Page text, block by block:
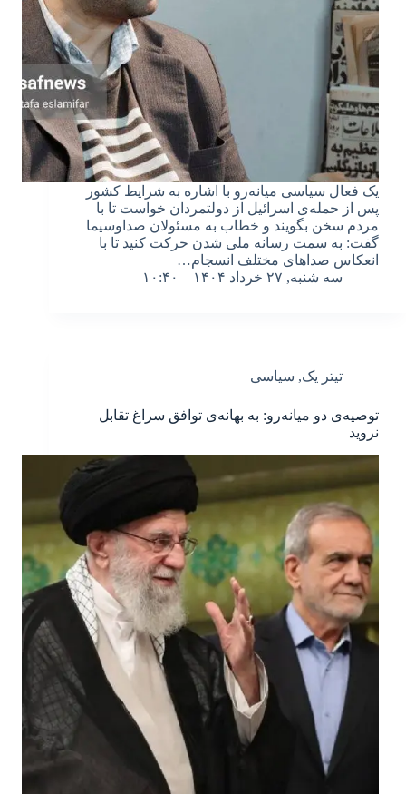
یک فعال سیاسی میانه‌رو با اشاره به شرایط کشور
پس از حمله‌ی اسرائیل از دولتمردان خواست تا با
مردم سخن بگویند و خطاب به مسئولان صداوسیما
گفت: به سمت رسانه ملی شدن حرکت کنید تا با
انعکاس صداهای مختلف انسجام…
سه شنبه, ۲۷ خرداد ۱۴۰۴ – ۱۰:۴۰
تیتر یک, سیاسی
توصیه‌ی دو میانه‌رو: به بهانه‌ی توافق سراغ تقابل
نروید